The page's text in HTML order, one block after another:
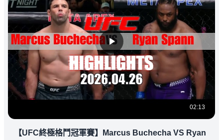
02:13
【UFC終極格鬥冠軍賽】Marcus Buchecha VS Ryan